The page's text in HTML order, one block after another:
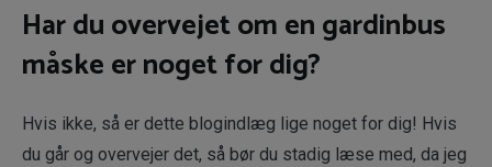
Har du overvejet om en gardinbus
måske er noget for dig?
Hvis ikke, så er dette blogindlæg lige noget for dig! Hvis
du går og overvejer det, så bør du stadig læse med, da jeg